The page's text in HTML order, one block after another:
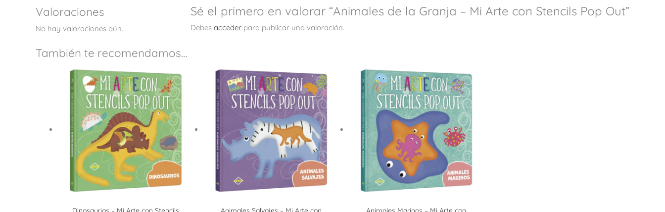
Valoraciones
No hay valoraciones aún.
Sé el primero en valorar “Animales de la Granja – Mi Arte con Stencils Pop Out”
Debes acceder para publicar una valoración.
También te recomendamos…